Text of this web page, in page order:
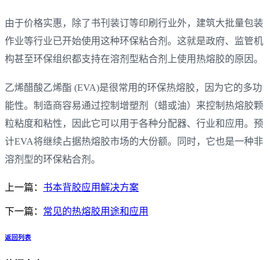
由于价格实惠，除了书刊装订等印刷行业外，建筑大批量包装
作业等行业已开始使用这种环保粘合剂。这就是政府、监管机
构甚至环保组织都支持在溶剂型粘合剂上使用热熔胶的原因。
乙烯醋酸乙烯酯 (EVA)是很常用的环保热熔胶，因为它的多功
能性。制造商容易通过控制增塑剂（蜡或油）来控制热熔胶颗
粒粘度和粘性，因此它可以用于各种分配器、行业和应用。预
计EVA将继续占据热熔胶市场的大份额。同时，它也是一种非
溶剂型的环保粘合剂。
上一篇： 书本背胶应用解决方案
下一篇： 常见的热熔胶用途和应用
返回列表